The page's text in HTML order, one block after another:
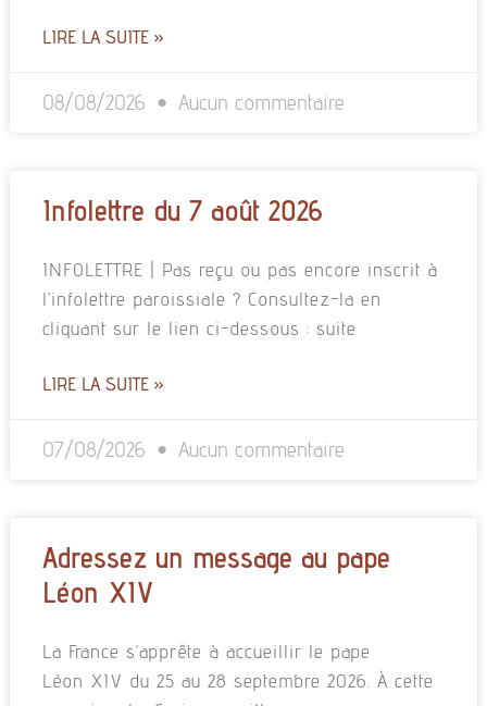
LIRE LA SUITE »
08/08/2026 Aucun commentaire
Infolettre du 7 août 2026
INFOLETTRE | Pas reçu ou pas encore inscrit à
l’infolettre paroissiale ? Consultez-la en
cliquant sur le lien ci-dessous : suite
LIRE LA SUITE »
07/08/2026 Aucun commentaire
Adressez un message au pape
Léon XIV
La France s’apprête à accueillir le pape
Léon XIV du 25 au 28 septembre 2026. À cette